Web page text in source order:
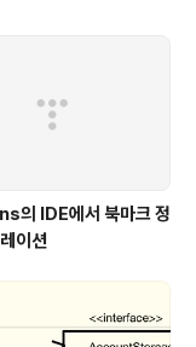
의 IDE에서 북마크 정
이션